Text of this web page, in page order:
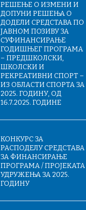
РЕШЕЊЕ О ИЗМЕНИ И
ДОПУНИ РЕШЕЊА О
ДОДЕЛИ СРЕДСТАВА ПО
ЈАВНОМ ПОЗИВУ ЗА
СУФИНАНСИРАЊЕ
ГОДИШЊЕГ ПРОГРАМА
– ПРЕДШКОЛСКИ,
ШКОЛСКИ И
РЕКРЕАТИВНИ СПОРТ –
ИЗ ОБЛАСТИ СПОРТА ЗА
2025. ГОДИНУ, ОД
16.7.2025. ГОДИНЕ
КОНКУРС ЗА
РАСПОДЕЛУ СРЕДСТАВА
ЗА ФИНАНСИРАЊЕ
ПРОГРАМА / ПРОЈЕКАТА
УДРУЖЕЊА ЗА 2025.
ГОДИНУ